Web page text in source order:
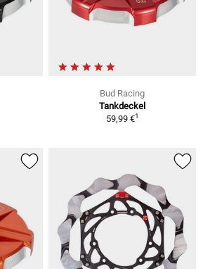
Bud Racing
Tankdeckel
59,99 €1